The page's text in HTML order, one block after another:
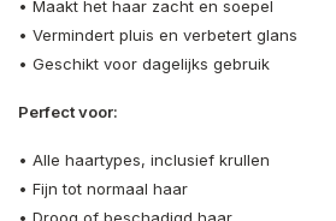
• Maakt het haar zacht en soepel
• Vermindert pluis en verbetert glans
• Geschikt voor dagelijks gebruik
Perfect voor:
• Alle haartypes, inclusief krullen
• Fijn tot normaal haar